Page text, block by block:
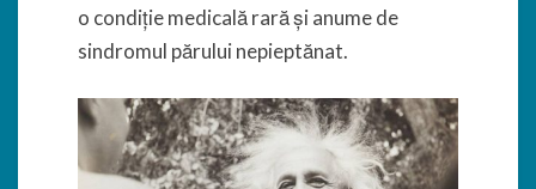
o condiție medicală rară și anume de
sindromul părului nepieptănat.